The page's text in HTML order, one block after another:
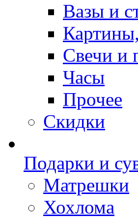
Вазы и
Свечи и
Часы
Прочее
Скидки
Подарки и
Матрешки
Хохлома